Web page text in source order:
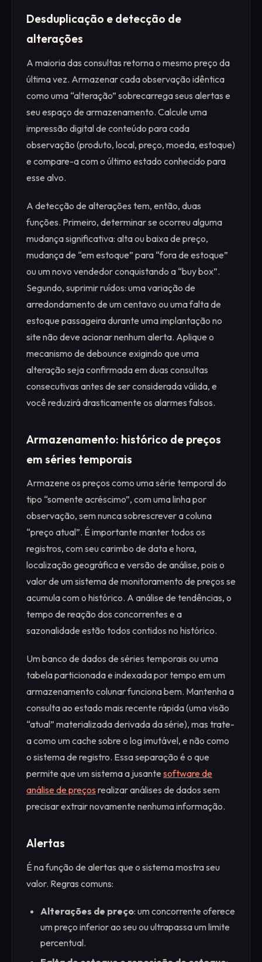
Desduplicação e detecção de
alterações
A maioria das consultas retorna o mesmo preço da
última vez. Armazenar cada observação idêntica
como uma “alteração” sobrecarrega seus alertas e
seu espaço de armazenamento. Calcule uma
impressão digital de conteúdo para cada
observação (produto, local, preço, moeda, estoque)
e compare-a com o último estado conhecido para
esse alvo.
A detecção de alterações tem, então, duas
funções. Primeiro, determinar se ocorreu alguma
mudança significativa: alta ou baixa de preço,
mudança de “em estoque” para “fora de estoque”
ou um novo vendedor conquistando a “buy box”.
Segundo, suprimir ruídos: uma variação de
arredondamento de um centavo ou uma falta de
estoque passageira durante uma implantação no
site não deve acionar nenhum alerta. Aplique o
mecanismo de debounce exigindo que uma
alteração seja confirmada em duas consultas
consecutivas antes de ser considerada válida, e
você reduzirá drasticamente os alarmes falsos.
Armazenamento: histórico de preços
em séries temporais
Armazene os preços como uma série temporal do
tipo “somente acréscimo”, com uma linha por
observação, sem nunca sobrescrever a coluna
“preço atual”. É importante manter todos os
registros, com seu carimbo de data e hora,
localização geográfica e versão de análise, pois o
valor de um sistema de monitoramento de preços se
acumula com o histórico. A análise de tendências, o
tempo de reação dos concorrentes e a
sazonalidade estão todos contidos no histórico.
Um banco de dados de séries temporais ou uma
tabela particionada e indexada por tempo em um
armazenamento colunar funciona bem. Mantenha a
consulta ao estado mais recente rápida (uma visão
“atual” materializada derivada da série), mas trate-
a como um cache sobre o log imutável, e não como
o sistema de registro. Essa separação é o que
permite que um sistema a jusante software de
análise de preçosrealizar análises de dados sem
precisar extrair novamente nenhuma informação.
Alertas
É na função de alertas que o sistema mostra seu
valor. Regras comuns:
Alterações de preço: um concorrente oferece
um preço inferior ao seu ou ultrapassa um limite
percentual.